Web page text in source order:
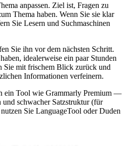
anpassen. Ziel ist, Fragen zu
Thema haben. Wenn Sie sie klar
Sie Lesern und Suchmaschinen
Sie ihn vor dem nächsten Schritt.
idealerweise ein paar Stunden
Sie mit frischem Blick zurück und
Informationen verfeinern.
ein Tool wie Grammarly Premium —
schwacher Satzstruktur (für
Sie LanguageTool oder Duden